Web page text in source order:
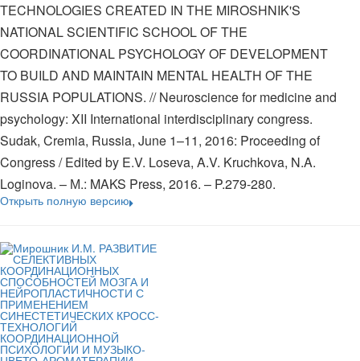
TECHNOLOGIES CREATED IN THE MIROSHNIK'S
NATIONAL SCIENTIFIC SCHOOL OF THE
COORDINATIONAL PSYCHOLOGY OF DEVELOPMENT
TO BUILD AND MAINTAIN MENTAL HEALTH OF THE
RUSSIA POPULATIONS. // Neuroscience for medicine and
psychology: XII International interdisciplinary congress.
Sudak, Cremia, Russia, June 1–11, 2016: Proceeding of
Congress / Edited by E.V. Loseva, A.V. Kruchkova, N.A.
Loginova. – М.: MAKS Press, 2016. – P.279-280.
Открыть полную версию